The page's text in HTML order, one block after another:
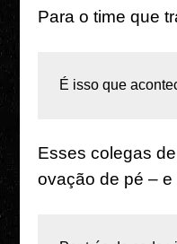
Para o time que
É isso que
Esses colegas
ovação de pé –